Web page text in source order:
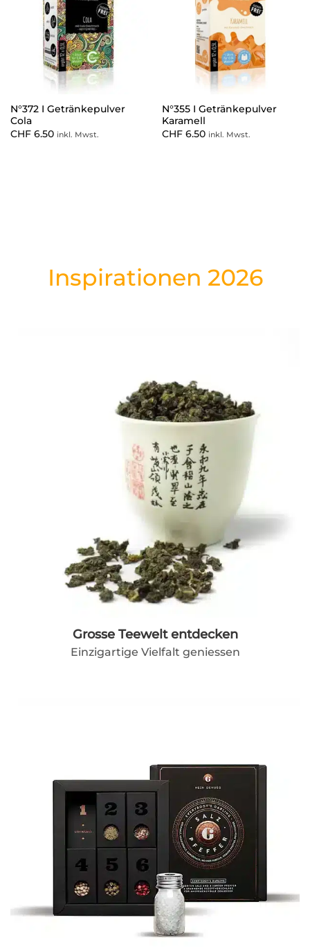
N°372 I Getränkepulver
Cola
CHF6.50 inkl. Mwst.
N°355 I Getränkepulver
Karamell
CHF6.50 inkl. Mwst.
Inspirationen 2026
Grosse Teewelt entdecken
Einzigartige Vielfalt geniessen